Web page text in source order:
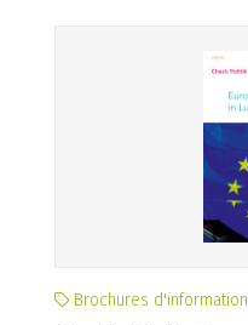
Brochures d'information